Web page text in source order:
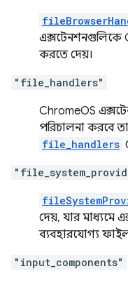
এক্সটেনশনগুলিকে
করতে দেয়।
"file_handlers"
ChromeOS
পরিচালনা করবে
file_handlers
দেয়, যার মাধ্যমে
ব্যবহারযোগ্য
"input_components"